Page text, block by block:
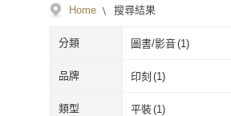
Home 搜尋結果
分類 圖書/影音(1)
品牌 印刻 (1)
印刻
類型 平裝(1)